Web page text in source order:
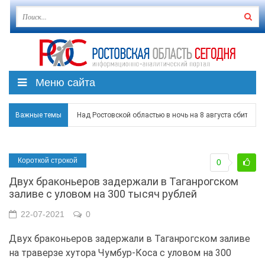
Меню сайта
Важные темы Над Ростовской областью в ночь на 8 августа сбито
Режим ЧС регионального характера начал
В Чеховской библиотеке Таганрога открылась
В Ростове задержан подозреваемый в ночном
Короткой строкой
Двух браконьеров задержали в Таганрогском
заливе с уловом на 300 тысяч рублей
0
22-07-2021 0
Двух браконьеров задержали в Таганрогском заливе
на траверзе хутора Чумбур-Коса с уловом на 300